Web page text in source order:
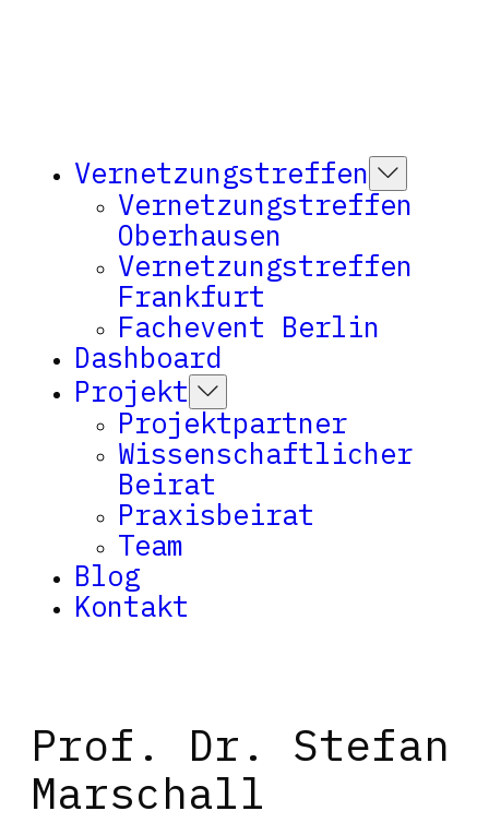
Vernetzungstreffen
Vernetzungstreffen
Oberhausen
Vernetzungstreffen
Frankfurt
Fachevent Berlin
Dashboard
Projekt
Projektpartner
Wissenschaftlicher
Beirat
Praxisbeirat
Team
Blog
Kontakt
Prof. Dr. Stefan
Marschall